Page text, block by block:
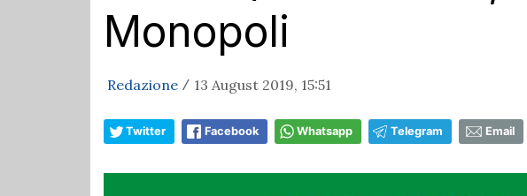
Monopoli
Redazione / 13 August 2019, 15:51
Twitter Facebook Whatsapp Telegram Email